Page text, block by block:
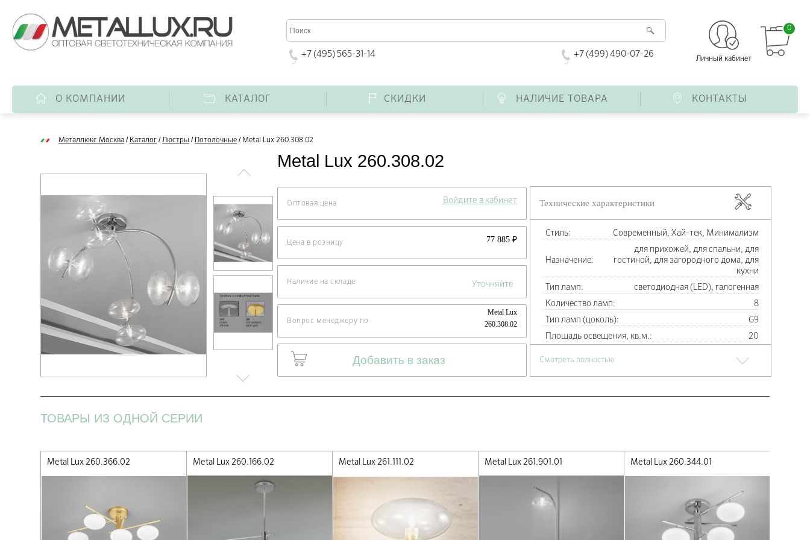
+7 (495) 565-31-14 +7 (499) 490-07-26
Личный кабинет
0
О КОМПАНИИ КАТАЛОГ СКИДКИ НАЛИЧИЕ ТОВАРА КОНТАКТЫ
Металлюкс Москва / Каталог /Люстры / Потолочные / Metal Lux 260.308.02
Metal Lux 260.308.02
Оптовая цена Войдите в кабинет
Цена в розницу 77 885 ₽
Наличие на складе Уточняйте
Вопрос менеджеру по
Metal Lux
260.308.02
Добавить в заказ
Технические характеристики
Стиль: Современный, Хай-тек, Минимализм
Назначение:
для прихожей, для спальни, для
гостиной, для загородного дома, для
кухни
Тип ламп:
светодиодная (LED), галогенная
Количество ламп:
8
Тип ламп (цоколь):
G9
Площадь освещения, кв.м.:
20
Цвет плафонов:
белый
Производитель, фабрика:
Смотреть полностью
ТОВАРЫ ИЗ ОДНОЙ СЕРИИ
Metal Lux 260.366.02 Metal Lux 260.166.02 Metal Lux 261.111.02 Metal Lux 261.901.01 Metal Lux 260.344.01